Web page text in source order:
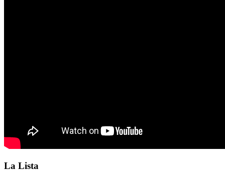
La Lista